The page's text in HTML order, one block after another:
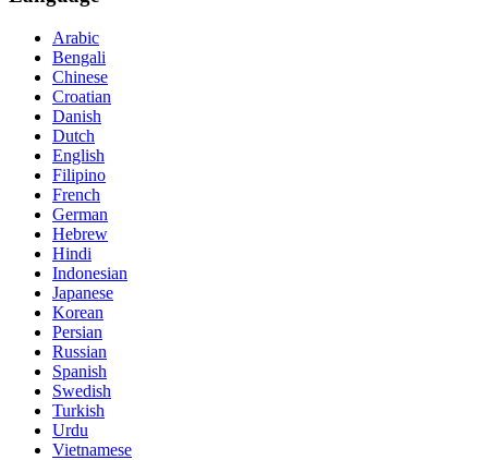
Arabic
Bengali
Chinese
Croatian
Danish
Dutch
English
Filipino
French
German
Hebrew
Hindi
Indonesian
Japanese
Korean
Persian
Russian
Spanish
Swedish
Turkish
Urdu
Vietnamese